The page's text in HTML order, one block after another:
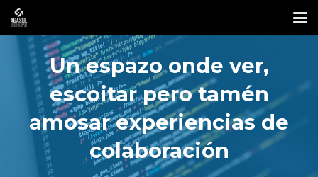
Un espazo onde ver,
escoitar pero tamén
amosar experiencias de
colaboración